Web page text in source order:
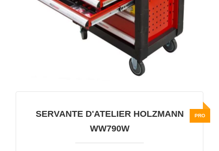
SERVANTE D'ATELIER HOLZMANN
WW790W